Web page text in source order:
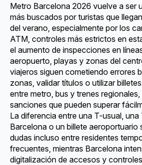
Metro Barcelona 2026 vuelve a ser
más buscados por turistas que
del verano, especialmente por los
ATM, controles más estrictos en
el aumento de inspecciones en
aeropuerto, playas y zonas del
viajeros siguen cometiendo errores
zonas, validar títulos o utilizar
entre metro, bus y trenes
sanciones que pueden superar
La diferencia entre una T-usual,
Barcelona o un billete aeroportuario
dudas incluso entre residentes
frecuentes, mientras Barcelona
digitalización de accesos y